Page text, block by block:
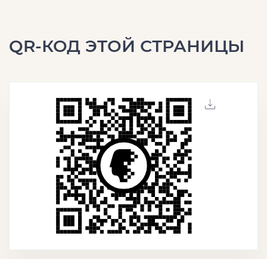
QR-КОД ЭТОЙ СТРАНИЦЫ